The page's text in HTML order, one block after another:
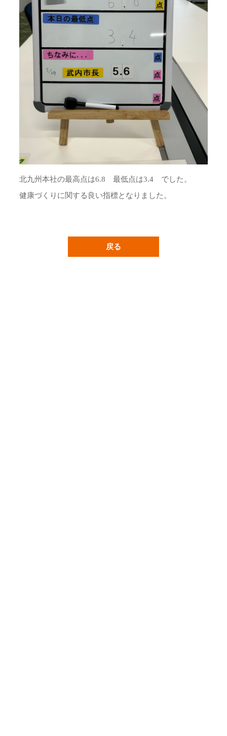
北九州本社の最高点は6.8 最低点は3.4 でした。
健康づくりに関する良い指標となりました。
戻る